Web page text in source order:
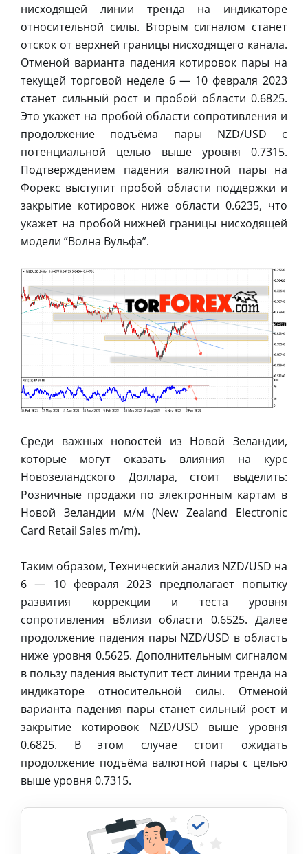
нисходящей линии тренда на индикаторе
относительной силы. Вторым сигналом станет
отскок от верхней границы нисходящего канала.
Отменой варианта падения котировок пары на
текущей торговой неделе 6 — 10 февраля 2023
станет сильный рост и пробой области 0.6825.
Это укажет на пробой области сопротивления и
продолжение подъёма пары NZD/USD с
потенциальной целью выше уровня 0.7315.
Подтверждением падения валютной пары на
Форекс выступит пробой области поддержки и
закрытие котировок ниже области 0.6235, что
укажет на пробой нижней границы нисходящей
модели ”Волна Вульфа”.
Среди важных новостей из Новой Зеландии,
которые могут оказать влияния на курс
Новозеландского Доллара, стоит выделить:
Розничные продажи по электронным картам в
Новой Зеландии м/м (New Zealand Electronic
Card Retail Sales m/m).
Таким образом, Технический анализ NZD/USD на
6 — 10 февраля 2023 предполагает попытку
развития коррекции и теста уровня
сопротивления вблизи области 0.6525. Далее
продолжение падения пары NZD/USD в область
ниже уровня 0.5625. Дополнительным сигналом
в пользу падения выступит тест линии тренда на
индикаторе относительной силы. Отменой
варианта падения пары станет сильный рост и
закрытие котировок NZD/USD выше уровня
0.6825. В этом случае стоит ожидать
продолжение подъёма валютной пары с целью
выше уровня 0.7315.